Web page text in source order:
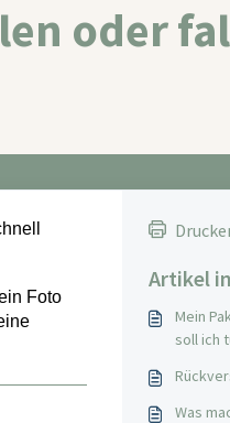
oder
Foto
Artikel
Mein
soll ich
Was